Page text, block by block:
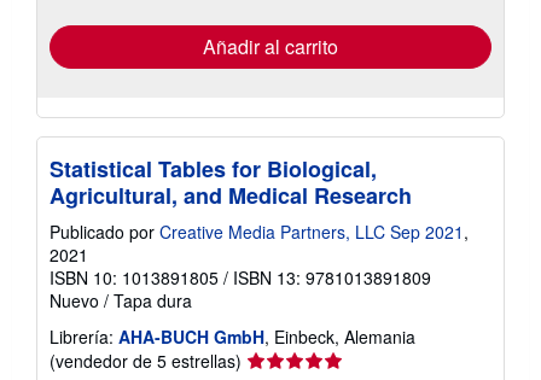
envío
Añadir al carrito
Statistical Tables for Biological,
Agricultural, and Medical Research
Publicado por Creative Media Partners, LLC Sep 2021 ,
2021
ISBN 10: 1013891805 / ISBN 13: 9781013891809
Nuevo / Tapa dura
Librería: AHA-BUCH GmbH, Einbeck, Alemania
(vendedor de 5 estrellas) Calificación